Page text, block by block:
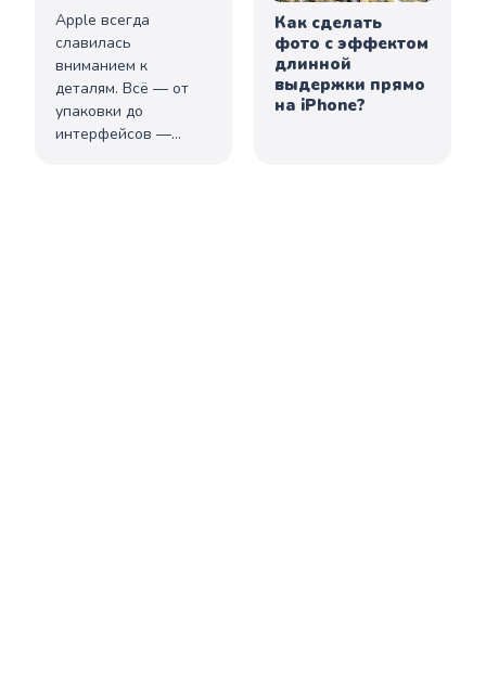
Apple всегда
славилась
вниманием к
деталям. Всё — от
упаковки до
интерфейсов —
Как сделать
фото с эффектом
длинной
выдержки прямо
на iPhone?